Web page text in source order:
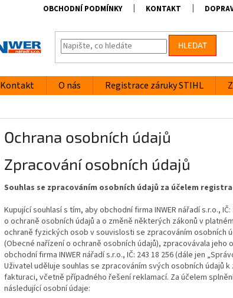
OBCHODNÍ PODMÍNKY KONTAKT
HLEDAT
Kontakt O nás Registrace záruky STIHL
Ochrana osobních údajů
Zpracování osobních údajů
Souhlas se zpracováním osobních údajů za účelem
Kupující souhlasí s tím, aby obchodní firma INWER nářadí s.r.o.,
o ochraně osobních údajů a o změně některých zákonů v
ochraně fyzických osob v souvislosti se zpracováním osobních
(Obecné nařízení o ochraně osobních údajů), zpracovávala
obchodní firma INWER nářadí s.r.o., IČ: 243 18 256 (dále jen
Uživatel uděluje souhlas se zpracováním svých osobních údajů
fakturaci, včetně případného řešení reklamací. Za účelem
následující osobní údaje: